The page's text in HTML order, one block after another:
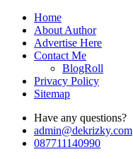
Skip
content
Home
About Author
Advertise Here
Contact Me
BlogRoll
Privacy Policy
Sitemap
Have any questions?
admin@dekrizky.com
087711140990